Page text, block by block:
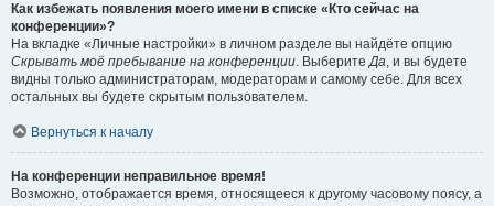
Как избежать появления моего имени в списке «Кто сейчас на
конференции»?
На вкладке «Личные настройки» в личном разделе вы найдёте опцию
Скрывать моё пребывание на конференции. ВыберитеДа, и вы будете
видны только администраторам, модераторам и самому себе. Для всех
остальных вы будете скрытым пользователем.
Вернуться к началу
На конференции неправильное время!
Возможно, отображается время, относящееся к другому часовому поясу, а